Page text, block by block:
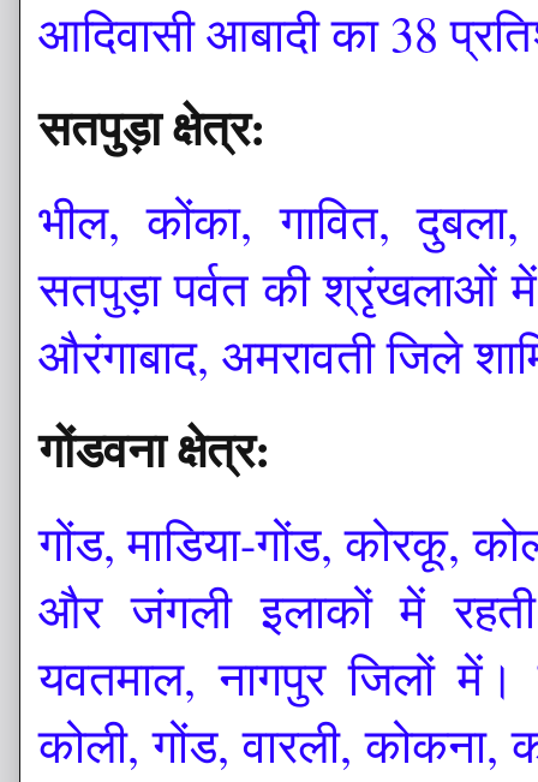
आदिवासी आबादी का 38
सतपुड़ा क्षेत्र:
भील, कोंका, गावित,
सतपुड़ा पर्वत की श्रृंखलाओं
औरंगाबाद, अमरावती जिले
गोंडवना क्षेत्र:
गोंड, माडिया-गोंड, कोरकू,
और जंगली इलाकों में रहती
यवतमाल, नागपुर जिलों
कोली, गोंड, वारली, कोकना,